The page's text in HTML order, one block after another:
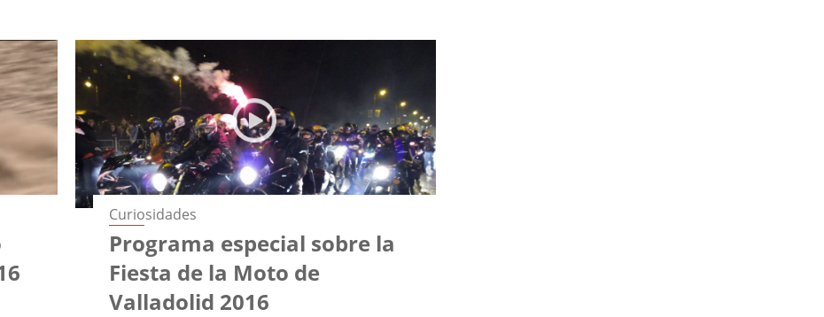
Curiosidades
Programa especial sobre la
Fiesta de la Moto de
Valladolid 2016